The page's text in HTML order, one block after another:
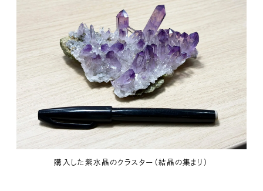
購入した紫水晶のクラスター（結晶の集まり）